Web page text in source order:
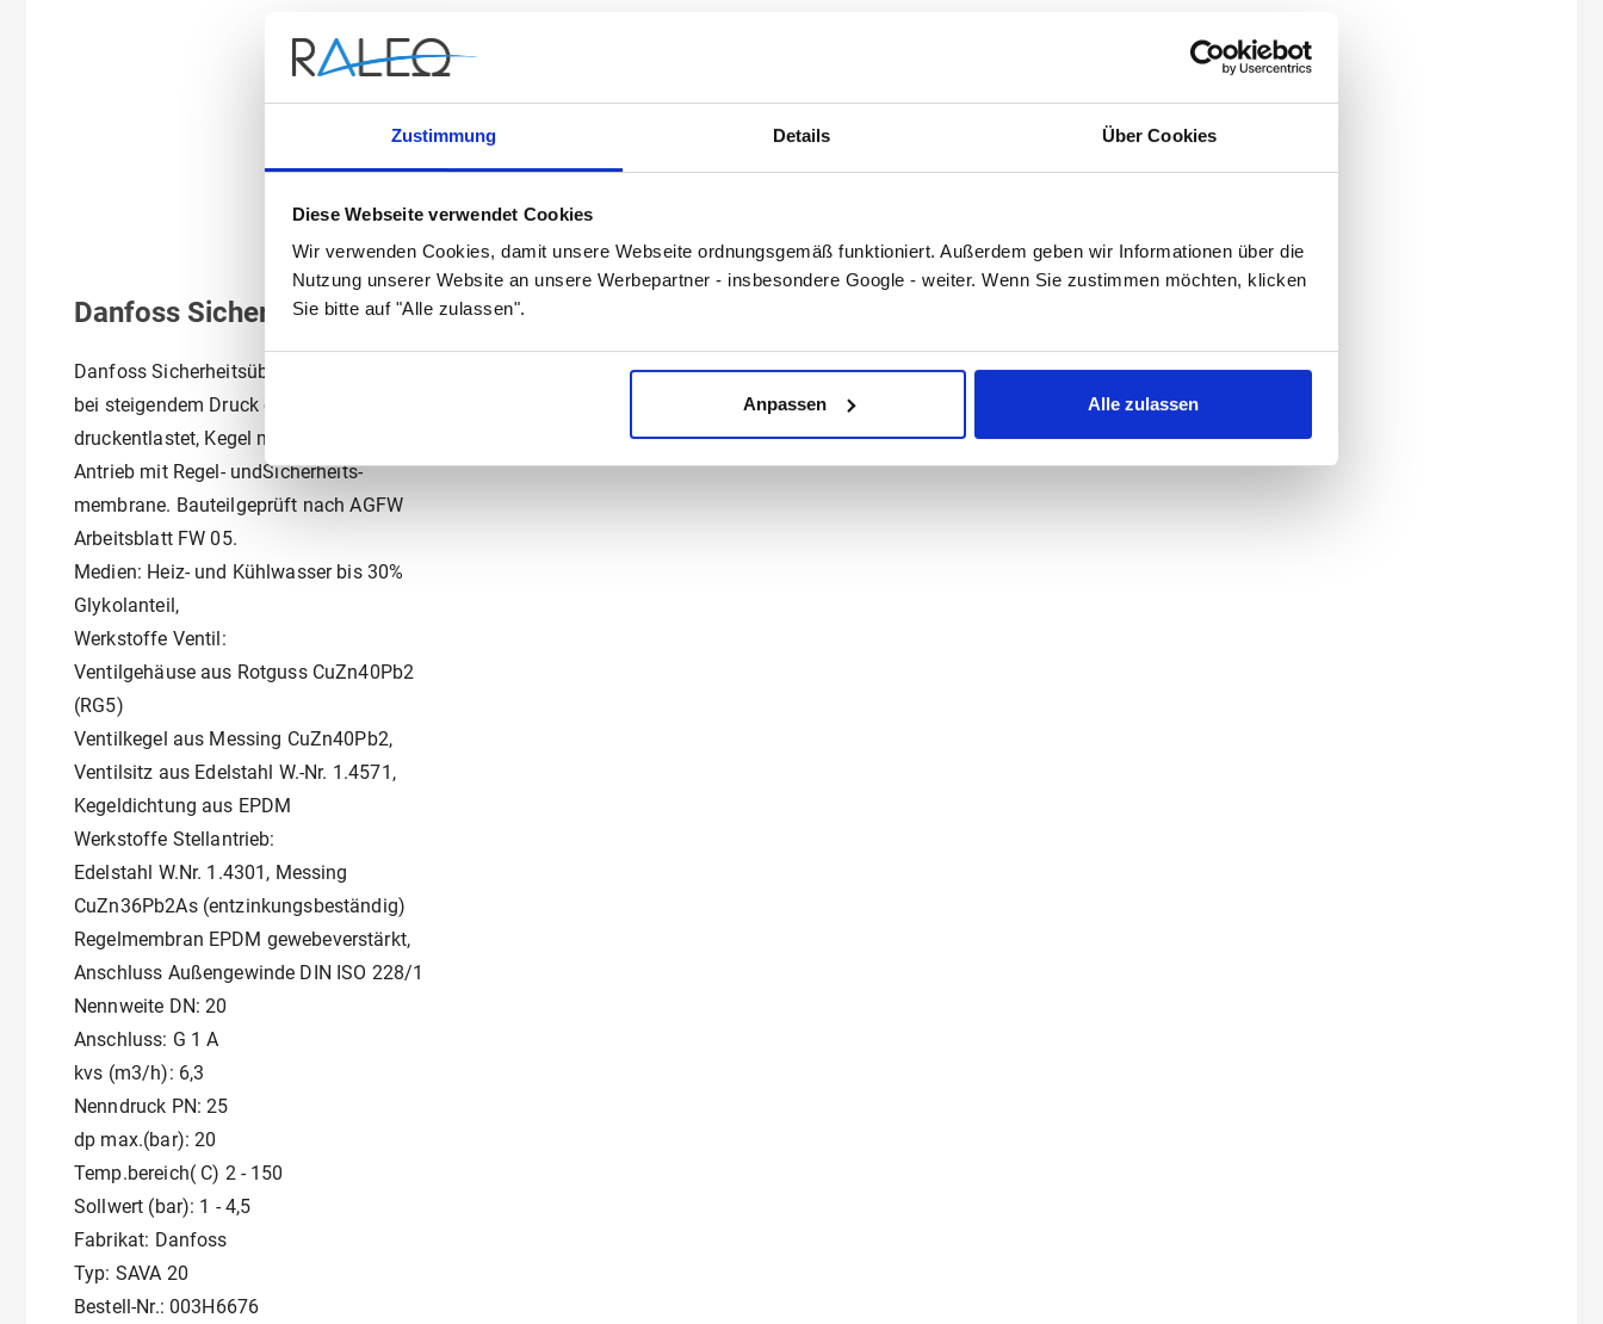
Zustimmung Details Über Cookies
Diese Webseite verwendet Cookies
Wir verwenden Cookies, damit unsere Webseite ordnungsgemäß funktioniert. Außerdem geben wir Informationen über die
Nutzung unserer Website an unsere Werbepartner - insbesondere Google - weiter. Wenn Sie zustimmen möchten, klicken
Sie bitte auf "Alle zulassen".
Anpassen Alle zulassen
Danfoss Sicherh,-Überströmv, SAVA 20 G 1 A, 1-4,5 bar, Kvs 6,3, PN25, 003H6676
Danfoss Sicherheitsüberströmventil SAVA
bei steigendem Druck öffnend, Ventil
druckentlastet, Kegel mit Weichdichtung.
Antrieb mit Regel- undSicherheits-
membrane. Bauteilgeprüft nach AGFW
Arbeitsblatt FW 05.
Medien: Heiz- und Kühlwasser bis 30%
Glykolanteil,
Werkstoffe Ventil:
Ventilgehäuse aus Rotguss CuZn40Pb2
(RG5)
Ventilkegel aus Messing CuZn40Pb2,
Ventilsitz aus Edelstahl W.-Nr. 1.4571,
Kegeldichtung aus EPDM
Werkstoffe Stellantrieb:
Edelstahl W.Nr. 1.4301, Messing
CuZn36Pb2As (entzinkungsbeständig)
Regelmembran EPDM gewebeverstärkt,
Anschluss Außengewinde DIN ISO 228/1
Nennweite DN: 20
Anschluss: G 1 A
kvs (m3/h): 6,3
Nenndruck PN: 25
dp max.(bar): 20
Temp.bereich( C) 2 - 150
Sollwert (bar): 1 - 4,5
Fabrikat: Danfoss
Typ: SAVA 20
Bestell-Nr.: 003H6676